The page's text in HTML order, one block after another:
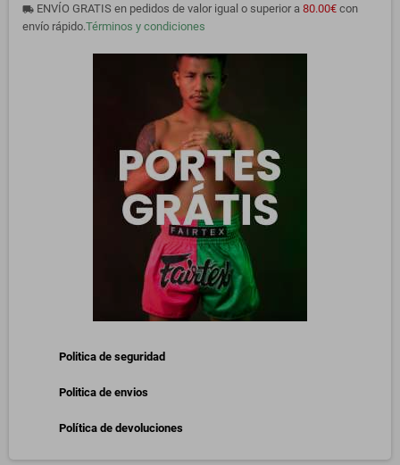
local_shipping ENVÍO GRATIS en pedidos de valor igual o superior a 80.00€ con
envío rápido.Términos y condiciones
Politica de seguridad
Politica de envios
Política de devoluciones